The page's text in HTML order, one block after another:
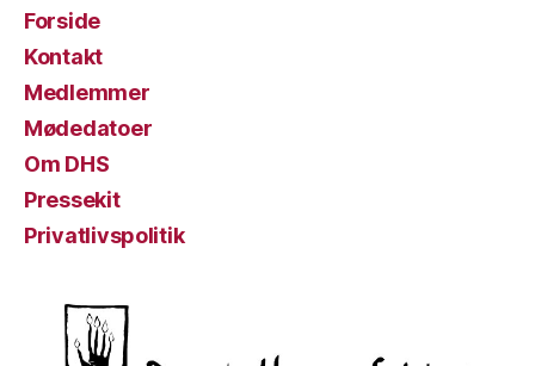
Forside
Kontakt
Medlemmer
Mødedatoer
Om DHS
Pressekit
Privatlivspolitik